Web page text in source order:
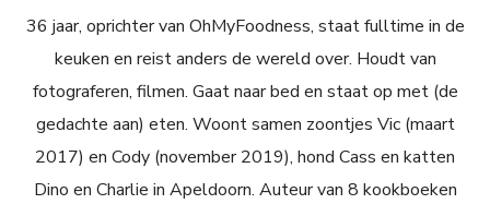
36 jaar, oprichter van OhMyFoodness, staat fulltime in de
keuken en reist anders de wereld over. Houdt van
fotograferen, filmen. Gaat naar bed en staat op met (de
gedachte aan) eten. Woont samen zoontjes Vic (maart
2017) en Cody (november 2019), hond Cass en katten
Dino en Charlie in Apeldoorn. Auteur van 8 kookboeken